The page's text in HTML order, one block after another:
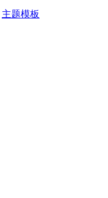
主题模板